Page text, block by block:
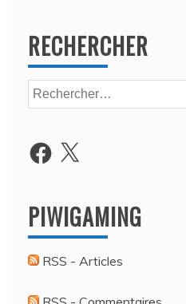
RECHERCHER
Rechercher :
Facebook
X
PIWIGAMING
RSS - Articles